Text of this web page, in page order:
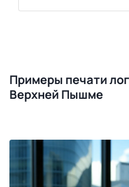
Примеры печати
Верхней Пышме